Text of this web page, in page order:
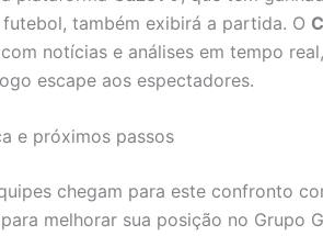
também exibirá a partida. O
notícias e análises em tempo
escape aos espectadores.
e próximos passos
chegam para este confronto
melhorar sua posição no Grupo